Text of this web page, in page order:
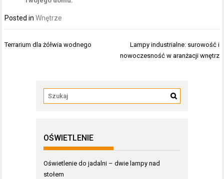
Posted inWnętrze
Nawigacja
Terrarium dla żółwia wodnego
Lampy industrialne: surowość i
nowoczesność w aranżacji wnętrz
OŚWIETLENIE
Oświetlenie do jadalni – dwie lampy nad
stołem